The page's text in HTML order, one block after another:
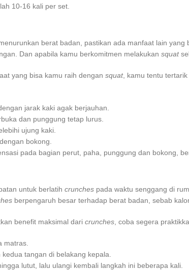
10-16 kali per set.
berat badan, pastikan ada manfaat lain
Dan apabila kamu berkomitmen melakukan squat
yang bisa kamu raih dengan squat, kamu tentu
jarak kaki agak berjauhan.
dan punggung tetap lurus.
ujung kaki.
bokong.
pada bagian perut, paha, punggung dan bokong,
untuk berlatih crunches pada waktu senggang di
berpengaruh besar terhadap berat badan, sebab
benefit maksimal dari crunches, coba segera
matras.
tangan di belakang kepala.
lutut, lalu ulangi kembali langkah ini beberapa kali.